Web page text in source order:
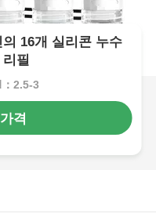
16개 실리콘 누수
필
：2.5-3
격